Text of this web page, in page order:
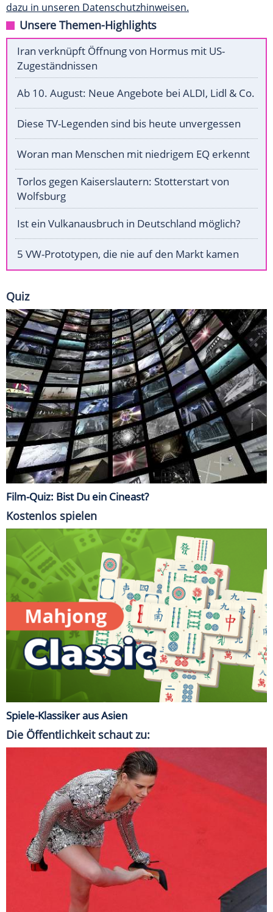
dazu in unseren Datenschutzhinweisen.
Unsere Themen-Highlights
Iran verknüpft Öffnung von Hormus mit US-
Zugeständnissen
Ab 10. August: Neue Angebote bei ALDI, Lidl & Co.
Diese TV-Legenden sind bis heute unvergessen
Woran man Menschen mit niedrigem EQ erkennt
Torlos gegen Kaiserslautern: Stotterstart von
Wolfsburg
Ist ein Vulkanausbruch in Deutschland möglich?
5 VW-Prototypen, die nie auf den Markt kamen
Quiz
Film-Quiz: Bist Du ein Cineast?
Kostenlos spielen
Spiele-Klassiker aus Asien
Die Öffentlichkeit schaut zu: